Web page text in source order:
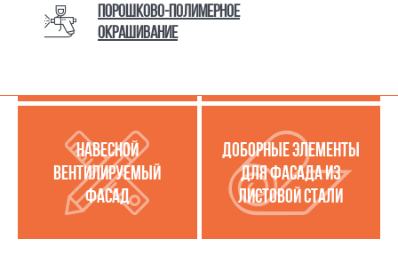
Порошково-полимерное
окрашивание
УСЛУГИ ПО РАБОТЕ С
ЛИСТОВОЙ СТАЛЬЮ
МЕТАЛЛОКАССЕТЫ
НАВЕСНОЙ
ВЕНТИЛИРУЕМЫЙ
ФАСАД
ДОБОРНЫЕ ЭЛЕМЕНТЫ
ДЛЯ ФАСАДА ИЗ
ЛИСТОВОЙ СТАЛИ